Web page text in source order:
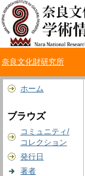
奈良文化財研究所
ホーム
ブラウズ
コミュニティ/
コレクション
発行日
著者